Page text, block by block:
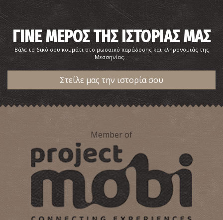
Πρώτη
ΝΗΣΙΑ ~7.5Km
ΓΙΝΕ ΜΕΡΟΣ ΤΗΣ ΙΣΤΟΡΙΑΣ ΜΑΣ
Βάλε το δικό σου κομμάτι στο μωσαϊκό παράδοσης και κληρονομιάς της
Μεσσηνίας.
Στείλε μας την ιστορία σου
Member of